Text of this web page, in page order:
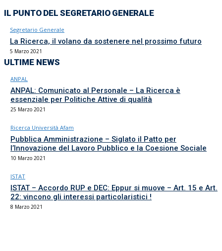
IL PUNTO DEL SEGRETARIO GENERALE
Segretario Generale
La Ricerca, il volano da sostenere nel prossimo futuro
5 Marzo 2021
ULTIME NEWS
ANPAL
ANPAL: Comunicato al Personale – La Ricerca è
essenziale per Politiche Attive di qualità
25 Marzo 2021
Ricerca Università Afam
Pubblica Amministrazione – Siglato il Patto per
l’Innovazione del Lavoro Pubblico e la Coesione Sociale
10 Marzo 2021
ISTAT
ISTAT – Accordo RUP e DEC: Eppur si muove – Art. 15 e Art.
22: vincono gli interessi particolaristici !
8 Marzo 2021